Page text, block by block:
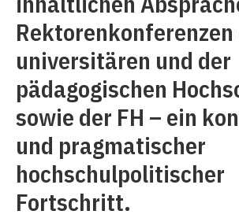
Rektorenkonferenzen
universitären und der
pädagogischen
sowie der FH – ein
und pragmatischer
hochschulpolitischer
Fortschritt.